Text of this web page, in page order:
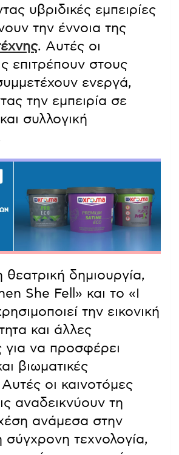
υβριδικές εμπειρίες
την έννοια της
. Αυτές οι
επιτρέπουν στους
ενεργά,
την εμπειρία σε
συλλογική
δημιουργία,
She Fell» και το «I
την εικονική
και άλλες
για να προσφέρει
βιωματικές
οι καινοτόμες
αναδεικνύουν τη
ανάμεσα στην
σύγχρονη τεχνολογία,